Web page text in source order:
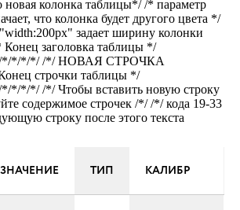
новая колонка таблицы*/ /* параметр
что колонка будет другого цвета */
задает ширину колонки
заголовка таблицы */
*/*/*/ /*/ НОВАЯ СТРОЧКА
строчки таблицы */
*/*/ /*/ Чтобы вставить новую строку
содержимое строчек /*/ /*/ кода 19-33
строку после этого текста
ТИП КАЛИБР